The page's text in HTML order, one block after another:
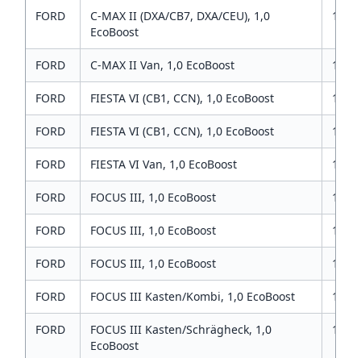
FORD
C-MAX II (DXA/CB7, DXA/CEU), 1,0
EcoBoost
1
FORD C-MAX II Van, 1,0 EcoBoost 1
FORD FIESTA VI (CB1, CCN), 1,0 EcoBoost 1
FORD FIESTA VI (CB1, CCN), 1,0 EcoBoost 1
FORD FIESTA VI Van, 1,0 EcoBoost 1
FORD FOCUS III, 1,0 EcoBoost 1
FORD FOCUS III, 1,0 EcoBoost 1
FORD FOCUS III, 1,0 EcoBoost 1
FORD FOCUS III Kasten/Kombi, 1,0 EcoBoost 1
FORD
FOCUS III Kasten/Schrägheck, 1,0
EcoBoost
1